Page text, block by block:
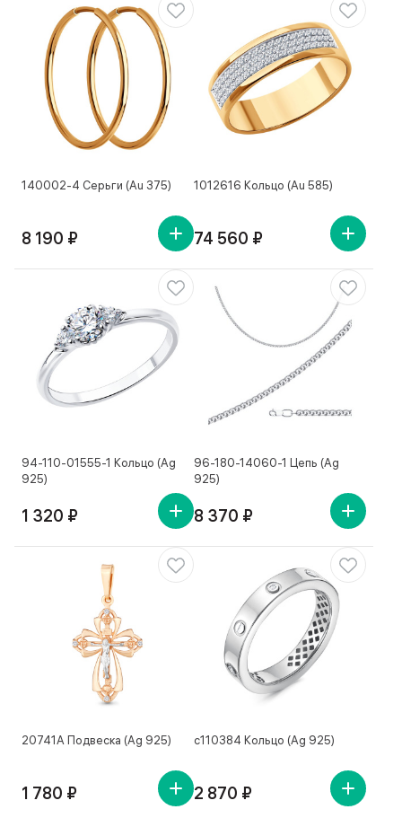
140002-4 Серьги (Au 375)
8 190 ₽
1012616 Кольцо (Au 585)
74 560 ₽
94-110-01555-1 Кольцо (Ag
925)
1 320 ₽
96-180-14060-1 Цепь (Ag
925)
8 370 ₽
20741А Подвеска (Ag 925)
1 780 ₽
с110384 Кольцо (Ag 925)
2 870 ₽